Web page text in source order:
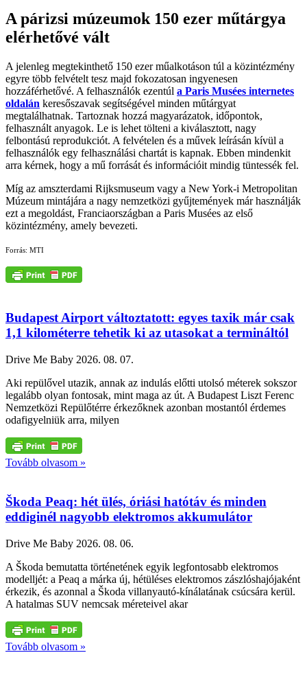
A párizsi múzeumok 150 ezer műtárgya
elérhetővé vált
A jelenleg megtekinthető 150 ezer műalkotáson túl a közintézmény
egyre több felvételt tesz majd fokozatosan ingyenesen
hozzáférhetővé. A felhasználók ezentúl a Paris Musées internetes
oldalán keresőszavak segítségével minden műtárgyat
megtalálhatnak. Tartoznak hozzá magyarázatok, időpontok,
felhasznált anyagok. Le is lehet tölteni a kiválasztott, nagy
felbontású reprodukciót. A felvételen és a művek leírásán kívül a
felhasználók egy felhasználási chartát is kapnak. Ebben mindenkit
arra kérnek, hogy a mű forrását és információit mindig tüntessék fel.
Míg az amszterdami Rijksmuseum vagy a New York-i Metropolitan
Múzeum mintájára a nagy nemzetközi gyűjtemények már használják
ezt a megoldást, Franciaországban a Paris Musées az első
közintézmény, amely bevezeti.
Forrás: MTI
Budapest Airport változtatott: egyes taxik már csak
1,1 kilométerre tehetik ki az utasokat a termináltól
Drive Me Baby 2026. 08. 07.
Aki repülővel utazik, annak az indulás előtti utolsó méterek sokszor
legalább olyan fontosak, mint maga az út. A Budapest Liszt Ferenc
Nemzetközi Repülőtérre érkezőknek azonban mostantól érdemes
odafigyelniük arra, milyen
Tovább olvasom »
Škoda Peaq: hét ülés, óriási hatótáv és minden
eddiginél nagyobb elektromos akkumulátor
Drive Me Baby 2026. 08. 06.
A Škoda bemutatta történetének egyik legfontosabb elektromos
modelljét: a Peaq a márka új, hétüléses elektromos zászlóshajójaként
érkezik, és azonnal a Škoda villanyautó-kínálatának csúcsára kerül.
A hatalmas SUV nemcsak méreteivel akar
Tovább olvasom »